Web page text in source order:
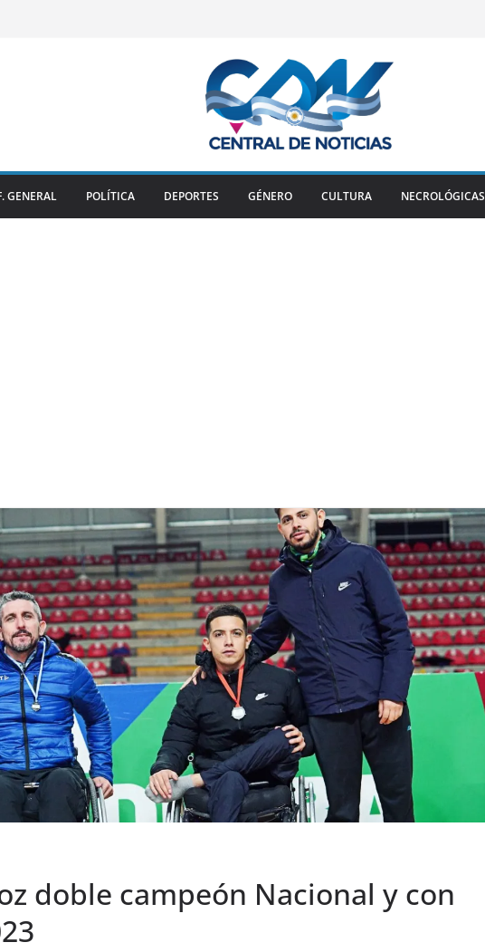
GENERAL POLÍTICA DEPORTES GÉNERO CULTURA NECROLÓGICAS
doble campeón Nacional y con